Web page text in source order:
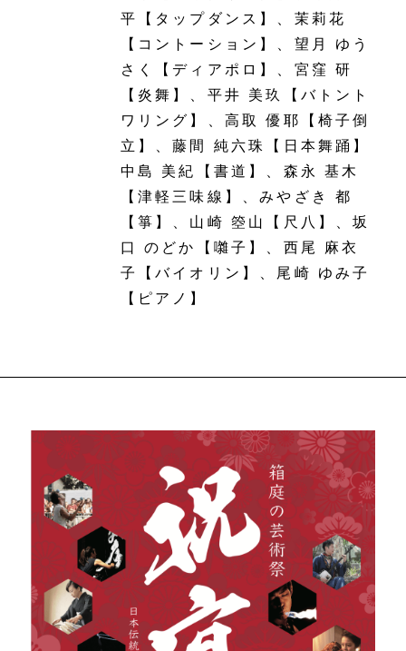
平【タップダンス】、茉莉花
【コントーション】、望月 ゆう
さく【ディアポロ】、宮窪 研
【炎舞】、平井 美玖【バトント
ワリング】、高取 優耶【椅子倒
立】、藤間 純六珠【日本舞踊】
中島 美紀【書道】、森永 基木
【津軽三味線】、みやざき 都
【箏】、山崎 箜山【尺八】、坂
口 のどか【囃子】、西尾 麻衣
子【バイオリン】、尾崎 ゆみ子
【ピアノ】